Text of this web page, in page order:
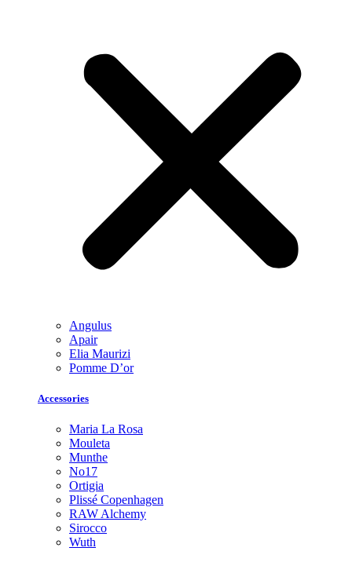
Angulus
Apair
Elia Maurizi
Pomme D’or
Accessories
Maria La Rosa
Mouleta
Munthe
No17
Ortigia
Plissé Copenhagen
RAW Alchemy
Sirocco
Wuth